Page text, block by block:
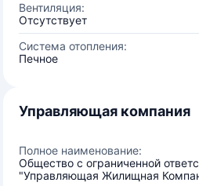
Вентиляция:
Отсутствует
Система отопления:
Печное
Управляющая компания
Полное наименование:
Общество с ограниченной
"Управляющая Жилищная